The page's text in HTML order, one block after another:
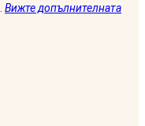
Вижте допълнителната